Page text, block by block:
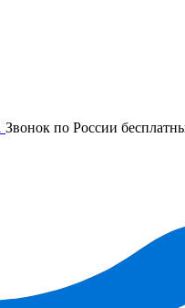
Звонок по России